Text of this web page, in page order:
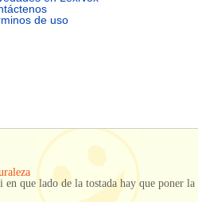
de uso
que lado de la tostada hay que poner